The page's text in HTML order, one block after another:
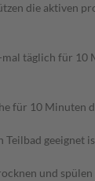
die aktiven
mal täglich für
für 10 Minuten
geeignet
und